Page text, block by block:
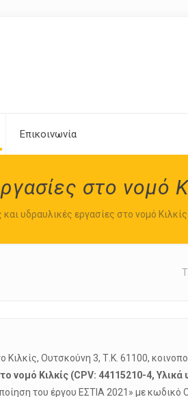
Επικοινωνία
στο νομό
υδραυλικές εργασίες στο νομό Κιλκίς
Ουτσκούνη 3, Τ.Κ. 61100,
νομό Κιλκίς (CPV: 44115210-4, Υλικά
του έργου ΕΣΤΙΑ 2021» με κωδικό